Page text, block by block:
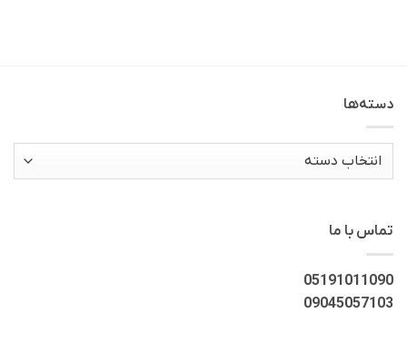
دسته‌ها
دسته‌ها
تماس با ما
05191011090
09045057103